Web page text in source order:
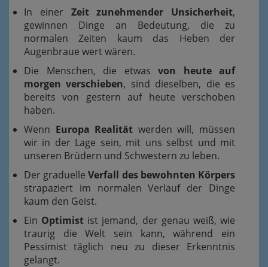
In einer Zeit zunehmender Unsicherheit,
gewinnen Dinge an Bedeutung, die zu
normalen Zeiten kaum das Heben der
Augenbraue wert wären.
Die Menschen, die etwas von heute auf
morgen verschieben, sind dieselben, die es
bereits von gestern auf heute verschoben
haben.
Wenn Europa Realität werden will, müssen
wir in der Lage sein, mit uns selbst und mit
unseren Brüdern und Schwestern zu leben.
Der graduelleVerfall des bewohnten Körpers
strapaziert im normalen Verlauf der Dinge
kaum den Geist.
Ein Optimist ist jemand, der genau weiß, wie
traurig die Welt sein kann, während ein
Pessimist täglich neu zu dieser Erkenntnis
gelangt.